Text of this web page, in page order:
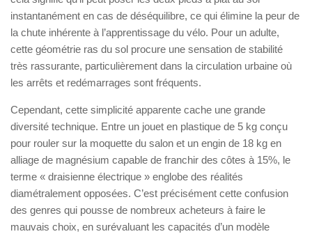
instantanément en cas de déséquilibre, ce qui élimine la peur de
la chute inhérente à l’apprentissage du vélo. Pour un adulte,
cette géométrie ras du sol procure une sensation de stabilité
très rassurante, particulièrement dans la circulation urbaine où
les arrêts et redémarrages sont fréquents.
Cependant, cette simplicité apparente cache une grande
diversité technique. Entre un jouet en plastique de 5 kg conçu
pour rouler sur la moquette du salon et un engin de 18 kg en
alliage de magnésium capable de franchir des côtes à 15%, le
terme « draisienne électrique » englobe des réalités
diamétralement opposées. C’est précisément cette confusion
des genres qui pousse de nombreux acheteurs à faire le
mauvais choix, en surévaluant les capacités d’un modèle